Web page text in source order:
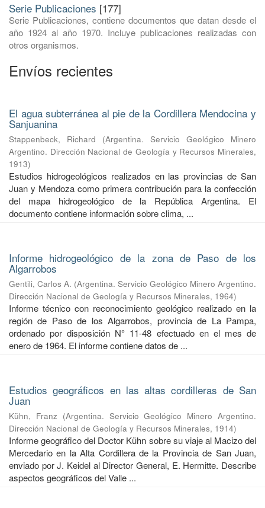
Serie Publicaciones [177]
Serie Publicaciones, contiene documentos que datan desde el
año 1924 al año 1970. Incluye publicaciones realizadas con
otros organismos.
Envíos recientes
El agua subterránea al pie de la Cordillera Mendocina y
Sanjuanina
Stappenbeck, Richard (Argentina. Servicio Geológico Minero
Argentino. Dirección Nacional de Geología y Recursos Minerales,
1913)
Estudios hidrogeológicos realizados en las provincias de San
Juan y Mendoza como primera contribución para la confección
del mapa hidrogeológico de la República Argentina. El
documento contiene información sobre clima, ...
Informe hidrogeológico de la zona de Paso de los
Algarrobos
Gentili, Carlos A. (Argentina. Servicio Geológico Minero Argentino.
Dirección Nacional de Geología y Recursos Minerales, 1964)
Informe técnico con reconocimiento geológico realizado en la
región de Paso de los Algarrobos, provincia de La Pampa,
ordenado por disposición N° 11-48 efectuado en el mes de
enero de 1964. El informe contiene datos de ...
Estudios geográficos en las altas cordilleras de San
Juan
Kühn, Franz (Argentina. Servicio Geológico Minero Argentino.
Dirección Nacional de Geología y Recursos Minerales, 1914)
Informe geográfico del Doctor Kühn sobre su viaje al Macizo del
Mercedario en la Alta Cordillera de la Provincia de San Juan,
enviado por J. Keidel al Director General, E. Hermitte. Describe
aspectos geográficos del Valle ...